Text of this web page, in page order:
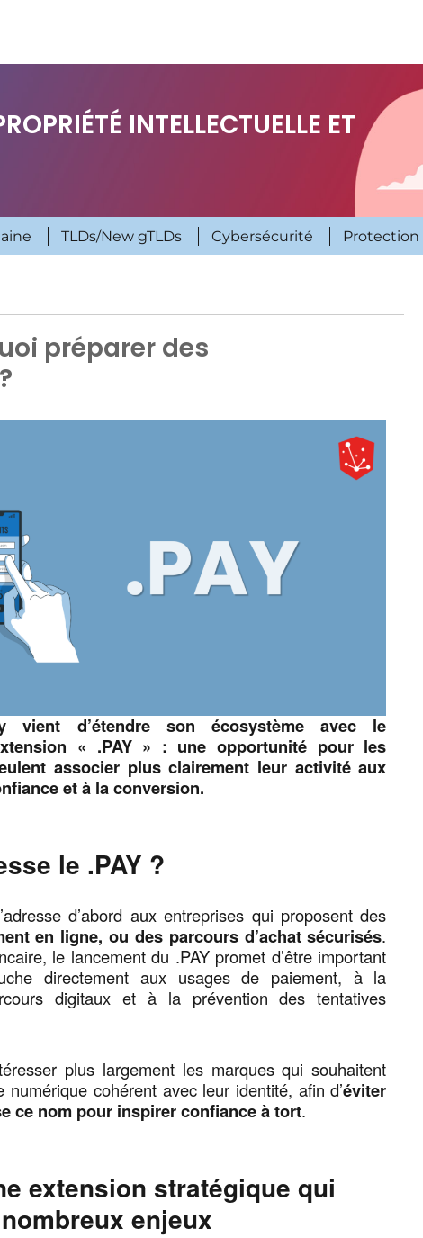
INTELLECTUELLE ET
TLDs/New gTLDs Cybersécurité Protection
préparer des
vient d’étendre son écosystème avec le
« .PAY » : une opportunité pour les
associer plus clairement leur activité aux
et à la conversion.
le .PAY ?
d’abord aux entreprises qui proposent des
en ligne, ou des parcours d’achat sécurisés.
le lancement du .PAY promet d’être important
directement aux usages de paiement, à la
digitaux et à la prévention des tentatives
plus largement les marques qui souhaitent
numérique cohérent avec leur identité, afin d’éviter
ce nom pour inspirer confiance à tort.
extension stratégique qui
enjeux